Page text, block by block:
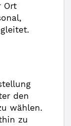
Ort
den
wählen.
zu